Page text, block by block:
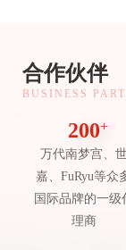
合作伙伴
BUSINESS
200+
万代南梦宫、
嘉、FuRyu等众
国际品牌的一级
理商